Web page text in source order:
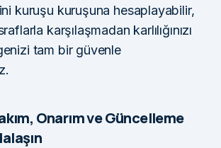
kuruşu kuruşuna hesaplayabilir,
karşılaşmadan karlılığınızı
tam bir güvenle
Onarım ve Güncelleme